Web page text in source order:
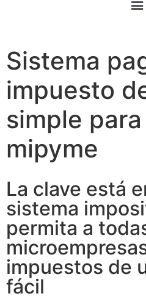
Sistema
impuesto
simple
mipyme
La clave está
sistema
permita a
impuestos de
fácil